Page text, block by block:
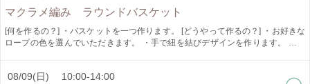
マクラメ編み ラウンドバスケット
[何を作るの？] ・バスケットを一つ作ります。 [どうやって作るの？] ・お好きな
ロープの色を選んでいただきます。 ・手で紐を結びデザインを作ります。 横
んな人が対象?] ・初心者の方でも大丈夫です。 [是非知ってほしい] ・マクラメ編
08/09(日) 10:00-14:00